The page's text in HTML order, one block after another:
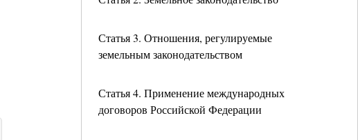
Статья 3. Отношения, регулируемые
земельным законодательством
Статья 4. Применение международных
договоров Российской Федерации